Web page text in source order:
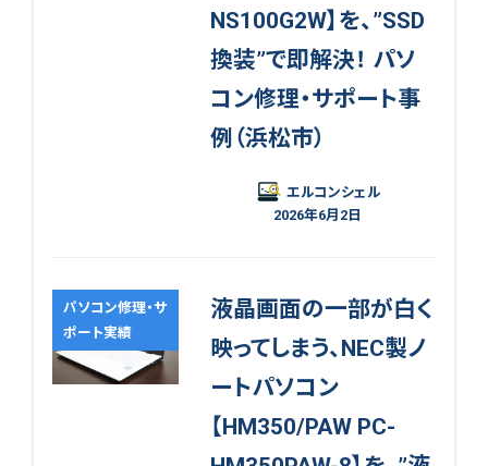
NS100G2W】を、”SSD
換装”で即解決！ パソ
コン修理・サポート事
例（浜松市）
エルコンシェル
2026年6月2日
パソコン修理・サ
ポート実績
液晶画面の一部が白く
映ってしまう、NEC製ノ
ートパソコン
【HM350/PAW PC-